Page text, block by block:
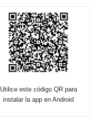
Utilice este código QR para
instalar la app en Android